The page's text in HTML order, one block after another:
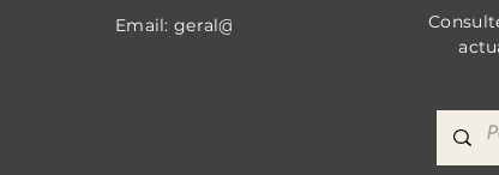
Email: geral@bricomat.com